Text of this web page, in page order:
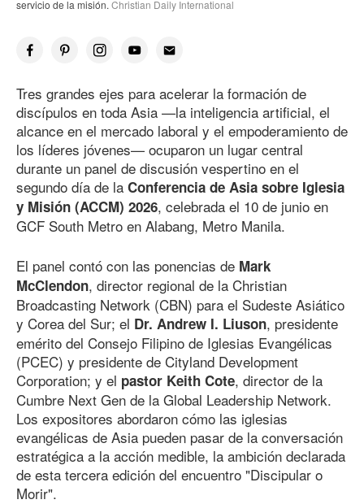
servicio de la misión. Christian Daily International
Tres grandes ejes para acelerar la formación de
discípulos en toda Asia —la inteligencia artificial, el
alcance en el mercado laboral y el empoderamiento de
los líderes jóvenes— ocuparon un lugar central
durante un panel de discusión vespertino en el
segundo día de la Conferencia de Asia sobre Iglesia
y Misión (ACCM) 2026, celebrada el 10 de junio en
GCF South Metro en Alabang, Metro Manila.
El panel contó con las ponencias de Mark
McClendon, director regional de la Christian
Broadcasting Network (CBN) para el Sudeste Asiático
y Corea del Sur; el Dr. Andrew I. Liuson, presidente
emérito del Consejo Filipino de Iglesias Evangélicas
(PCEC) y presidente de Cityland Development
Corporation; y el pastor Keith Cote, director de la
Cumbre Next Gen de la Global Leadership Network.
Los expositores abordaron cómo las iglesias
evangélicas de Asia pueden pasar de la conversación
estratégica a la acción medible, la ambición declarada
de esta tercera edición del encuentro "Discipular o
Morir".